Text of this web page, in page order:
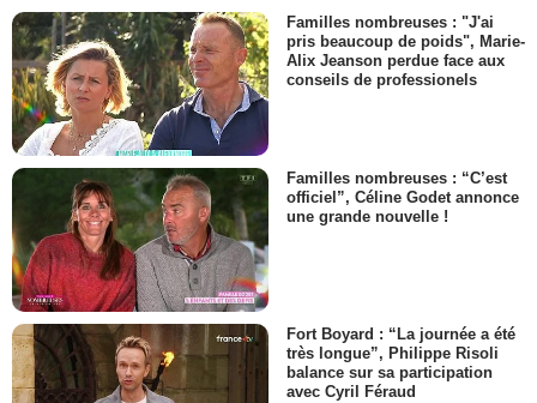
Familles nombreuses : "J'ai
pris beaucoup de poids", Marie-
Alix Jeanson perdue face aux
conseils de professionels
Familles nombreuses : “C’est
officiel”, Céline Godet annonce
une grande nouvelle !
Fort Boyard : “La journée a été
très longue”, Philippe Risoli
balance sur sa participation
avec Cyril Féraud